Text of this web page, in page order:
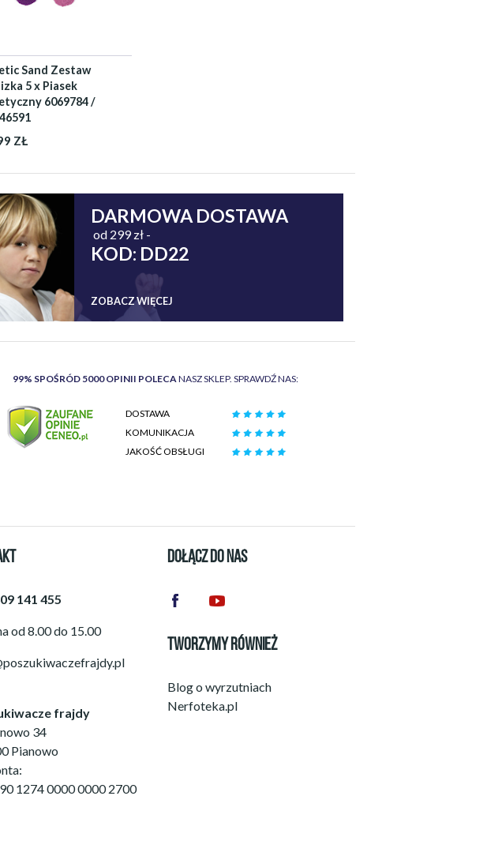
Sand Zestaw
5 x Piasek
6069784 /
ZŁ
DARMOWA DOSTAWA
od 299 zł -
KOD: DD22
ZOBACZ WIĘCEJ
99% SPOŚRÓD 5000 OPINII POLECA NASZ SKLEP. SPRAWDŹ NAS:
DOSTAWA
KOMUNIKACJA
JAKOŚĆ OBSŁUGI
141 455
od 8.00 do 15.00
frajdy
34
Pianowo
1274 0000 0000 2700
DOŁĄCZ DO NAS
TWORZYMY RÓWNIEŻ
Blog o wyrzutniach
Nerfoteka.pl